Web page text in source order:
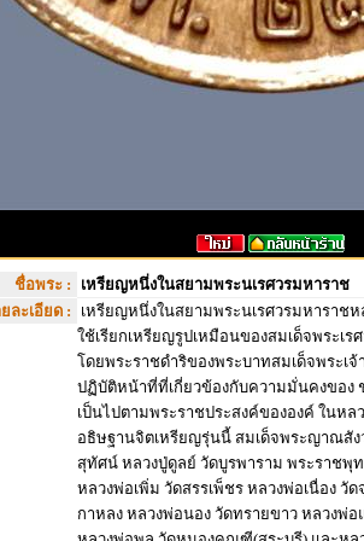
ชื่อพระ :
เหรียญหนึ่งในสยามพระนเรศวรมหาราช
ละเอียด :
เหรียญหนึ่งในสยามพระนเรศวรมหาราช
ใช้เรียกเหรียญรูปเหมือนของสมเด็จพระเ
โดยพระราชดำริของพระบาทสมเด็จพระเ
ปฏิบัติหน้าที่ที่เกี่ยวข้องกับความมั่นคงของ
เป็นไปตามพระราชประสงค์ขององค์ ในห
อธิษฐานจิตเหรียญรุ่นนี้ สมเด็จพระญาณสัง
สุทัศน์ หลวงปู่ดูลย์ วัดบูรพาราม พระราชพุ
หลวงพ่อเพิ่ม วัดสรรเพ็ชร หลวงพ่อเนื่อง
กาหลง หลวงพ่อนอง วัดทรายขาว หลวง